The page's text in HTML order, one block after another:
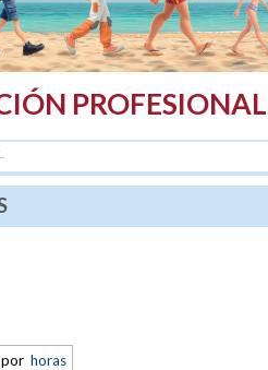
PROFESIONAL
horas